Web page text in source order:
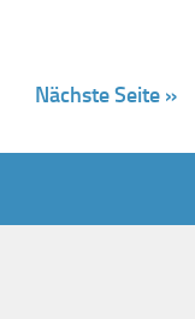
Nächste Seite »